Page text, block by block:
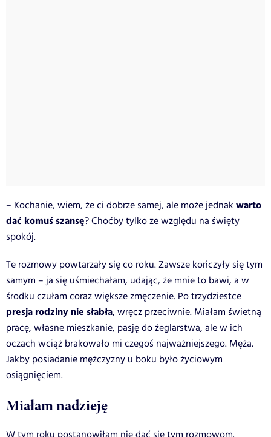
– Kochanie, wiem, że ci dobrze samej, ale może jednak warto
dać komuś szansę? Choćby tylko ze względu na święty
spokój.
Te rozmowy powtarzały się co roku. Zawsze kończyły się tym
samym – ja się uśmiechałam, udając, że mnie to bawi, a w
środku czułam coraz większe zmęczenie. Po trzydziestce
presja rodziny nie słabła, wręcz przeciwnie. Miałam świetną
pracę, własne mieszkanie, pasję do żeglarstwa, ale w ich
oczach wciąż brakowało mi czegoś najważniejszego. Męża.
Jakby posiadanie mężczyzny u boku było życiowym
osiągnięciem.
Miałam nadzieję